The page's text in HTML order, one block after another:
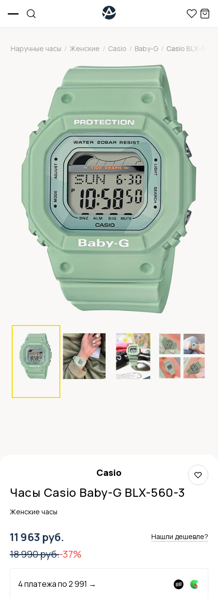
Наручные часы / Женские / Casio / Baby-G / Casio BLX-
Casio
Часы Casio Baby-G BLX-560-3
Женские часы
11 963 руб. Нашли дешевле?
18 990 руб.-37%
4 платежа по2 991 →